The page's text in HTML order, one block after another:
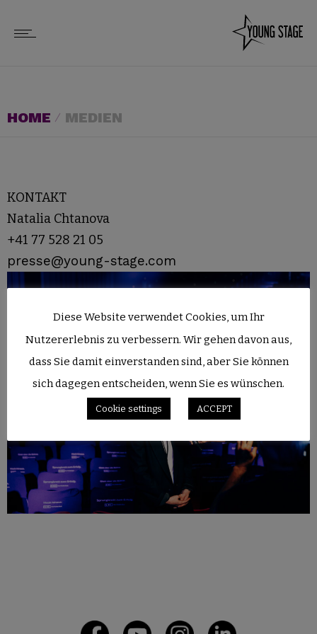
HOME MEDIEN
KONTAKT
Natalia Chtanova
+41 77 528 21 05
presse@young-stage.com
Diese Website verwendet Cookies, um Ihr
Nutzererlebnis zu verbessern. Wir gehen davon aus,
dass Sie damit einverstanden sind, aber Sie können
sich dagegen entscheiden, wenn Sie es wünschen.
Cookie settings ACCEPT